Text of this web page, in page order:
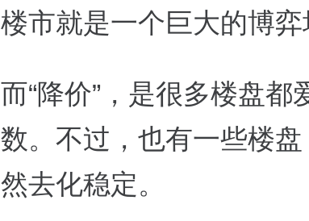
楼市就是一个巨大的博弈
而“降价”，是很多楼盘都
数。不过，也有一些楼
然去化稳定。